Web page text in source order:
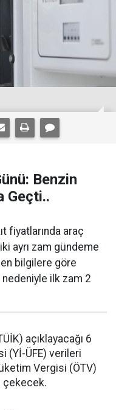
Benzin
Geçti..
fiyatlarında araç
ayrı zam gündeme
bilgilere göre
nedeniyle ilk zam 2
açıklayacağı 6
(Yİ-ÜFE) verileri
Vergisi (ÖTV)
çekecek.